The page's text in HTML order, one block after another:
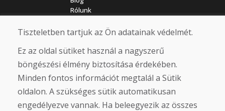
Rólunk
Érintkezés
Vásárlás
Eshop
Felhasználási feltételek
Szállítás
Fizetés
Tiszteletben tartjuk az Ön adatainak védelmét.
Ez az oldal sütiket használ a nagyszerű
böngészési élmény biztosítása érdekében.
Minden fontos információt megtalál a Sütik
oldalon. A szükséges sütik automatikusan
engedélyezve vannak. Ha beleegyezik az összes